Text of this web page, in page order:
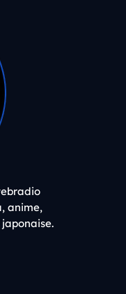
anime,